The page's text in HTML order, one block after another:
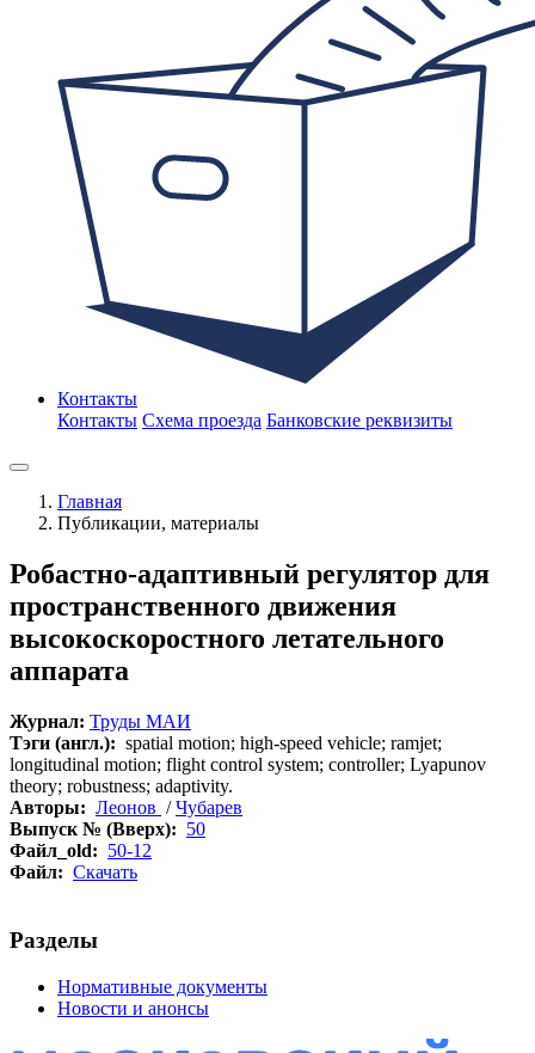
Контакты
Контакты Схема проезда Банковские реквизиты
Главная
Публикации, материалы
Робастно-адаптивный регулятор для
пространственного движения
высокоскоростного летательного
аппарата
Журнал: Труды МАИ
Тэги (англ.): spatial motion; high-speed vehicle; ramjet;
longitudinal motion; flight control system; controller; Lyapunov
theory; robustness; adaptivity.
Авторы: Леонов /Чубарев
Выпуск № (Вверх): 50
Файл_old: 50-12
Файл: Скачать
Разделы
Нормативные документы
Новости и анонсы